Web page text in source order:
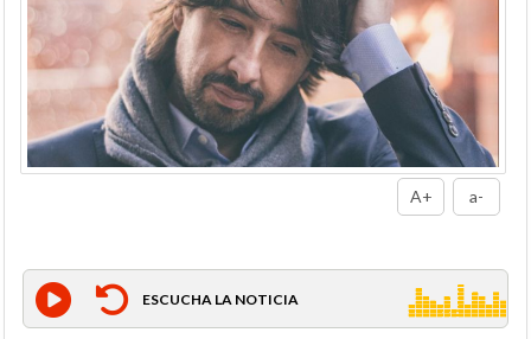
A+ a-
ESCUCHA LA NOTICIA